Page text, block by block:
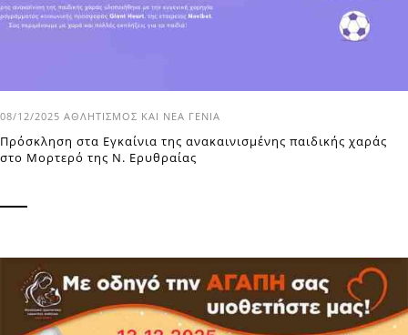
08/12/2025 ΑΘΛΗΤΙΣΜΌΣ ΚΑΙ ΝΈΑ ΓΕΝΙΆ
Πρόσκληση στα Εγκαίνια της ανακαινισμένης παιδικής χαράς
στο Μορτερό της Ν. Ερυθραίας